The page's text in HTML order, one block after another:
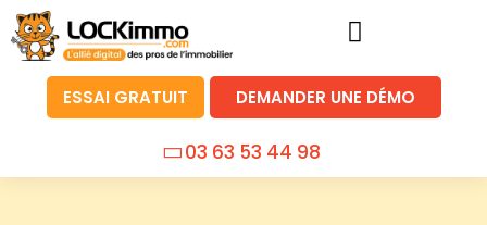
ESSAI GRATUIT DEMANDER UNE DÉMO
03 63 53 44 98